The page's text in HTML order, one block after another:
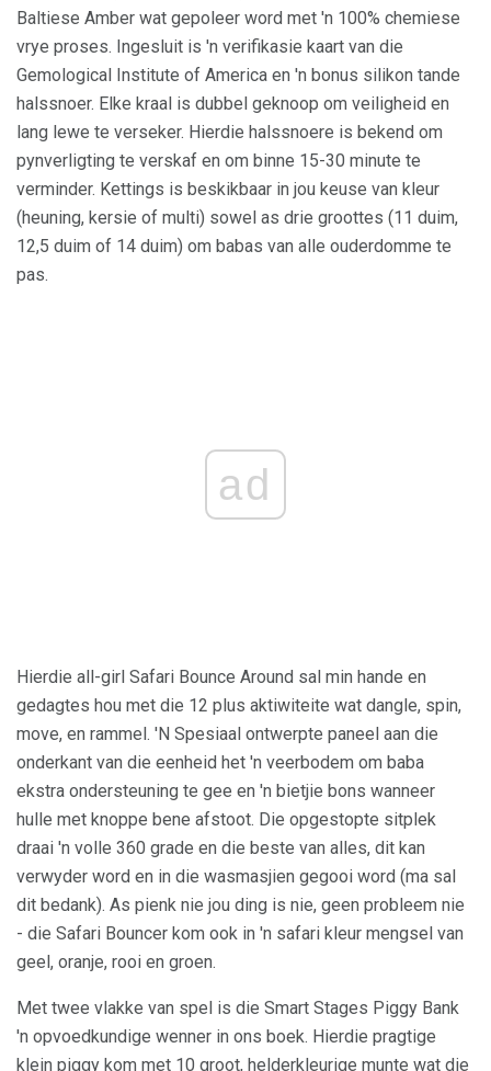
Baltiese Amber wat gepoleer word met 'n 100% chemiese
vrye proses. Ingesluit is 'n verifikasie kaart van die
Gemological Institute of America en 'n bonus silikon tande
halssnoer. Elke kraal is dubbel geknoop om veiligheid en
lang lewe te verseker. Hierdie halssnoere is bekend om
pynverligting te verskaf en om binne 15-30 minute te
verminder. Kettings is beskikbaar in jou keuse van kleur
(heuning, kersie of multi) sowel as drie groottes (11 duim,
12,5 duim of 14 duim) om babas van alle ouderdomme te
pas.
ad
Hierdie all-girl Safari Bounce Around sal min hande en
gedagtes hou met die 12 plus aktiwiteite wat dangle, spin,
move, en rammel. 'N Spesiaal ontwerpte paneel aan die
onderkant van die eenheid het 'n veerbodem om baba
ekstra ondersteuning te gee en 'n bietjie bons wanneer
hulle met knoppe bene afstoot. Die opgestopte sitplek
draai 'n volle 360 ​​grade en die beste van alles, dit kan
verwyder word en in die wasmasjien gegooi word (ma sal
dit bedank). As pienk nie jou ding is nie, geen probleem nie
- die Safari Bouncer kom ook in 'n safari kleur mengsel van
geel, oranje, rooi en groen.
Met twee vlakke van spel is die Smart Stages Piggy Bank
'n opvoedkundige wenner in ons boek. Hierdie pragtige
klein piggy kom met 10 groot, helderkleurige munte wat die